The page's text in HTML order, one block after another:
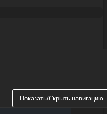
Показать/Скрыть навигацию